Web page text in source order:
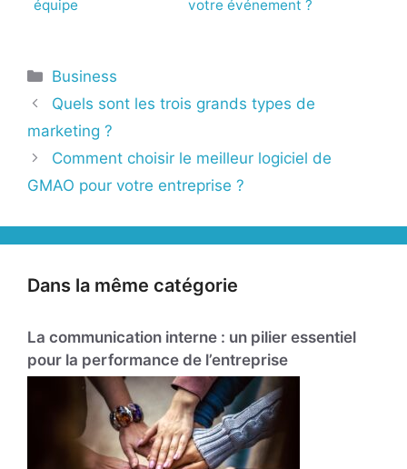
équipe
votre événement ?
Catégories
Business
Quels sont les trois grands types de
marketing ?
Comment choisir le meilleur logiciel de
GMAO pour votre entreprise ?
Dans la même catégorie
La communication interne : un pilier essentiel
pour la performance de l’entreprise